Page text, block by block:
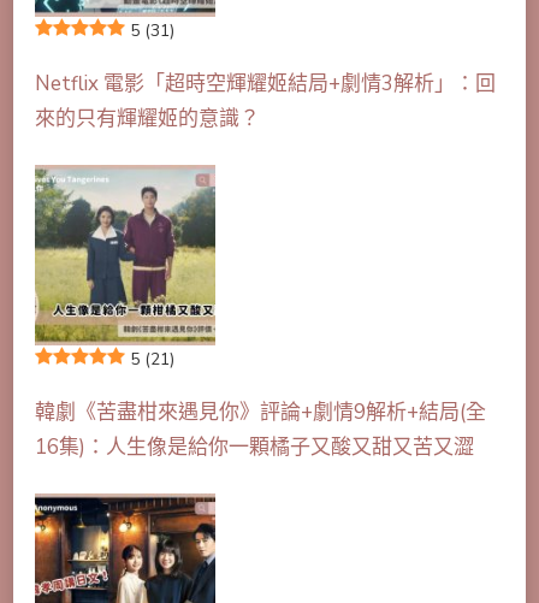
5 (31)
Netflix 電影「超時空輝耀姬結局+劇情3解析」：回
來的只有輝耀姬的意識？
5 (21)
韓劇《苦盡柑來遇見你》評論+劇情9解析+結局(全
16集)：人生像是給你一顆橘子又酸又甜又苦又澀